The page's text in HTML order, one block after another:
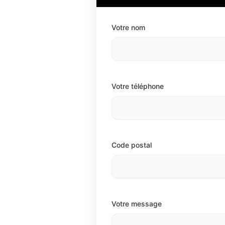
Votre nom
Votre téléphone
Code postal
Votre message